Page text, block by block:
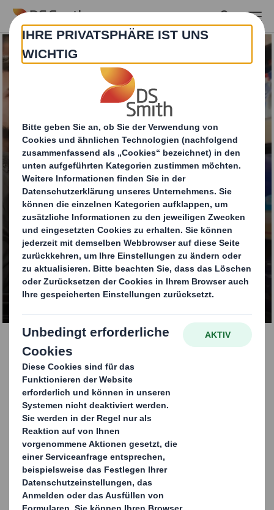
Skip to main content
Thekendisplays
KONTAKTIEREN SIE UNS
Thekendisplays
Thekendisplays sind kleine Warenträger, die für den
Verkaufstresen entwickelt werden: Meistens sind sie
mit geringen Warenmengen oder kleinformatigen
Verpackungen bestückt. Gerade in den Bereichen
Kosmetik und Süßwaren sind Thekendisplays
werbewirksame Marketing-Instrumente.